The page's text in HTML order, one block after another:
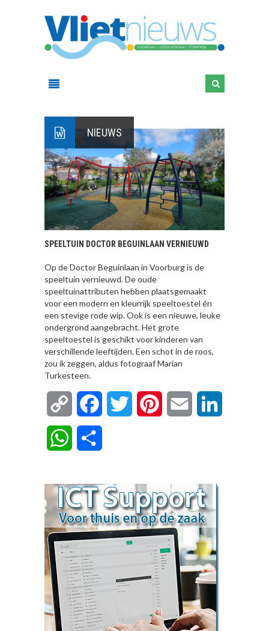
NIEUWS
SPEELTUIN DOCTOR BEGUINLAAN VERNIEUWD
Op de Doctor Beguinlaan in Voorburg is de
speeltuin vernieuwd. De oude
speeltuinattributen hebben plaatsgemaakt
voor een modern en kleurrijk speeltoestel én
een stevige rode wip. Ook is een nieuwe, leuke
ondergrond aangebracht. Het grote
speeltoestel is geschikt voor kinderen van
verschillende leeftijden. Een schot in de roos,
zou ik zeggen, aldus fotograaf Marian
Turkesteen.
Copy
Link
FacebookTwitter Pinterest Email
WhatsApp